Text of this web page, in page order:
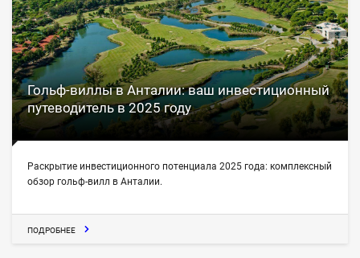
Гольф-виллы в Анталии: ваш инвестиционный
путеводитель в 2025 году
Раскрытие инвестиционного потенциала 2025 года: комплексный
обзор гольф-вилл в Анталии.
ПОДРОБНЕЕ